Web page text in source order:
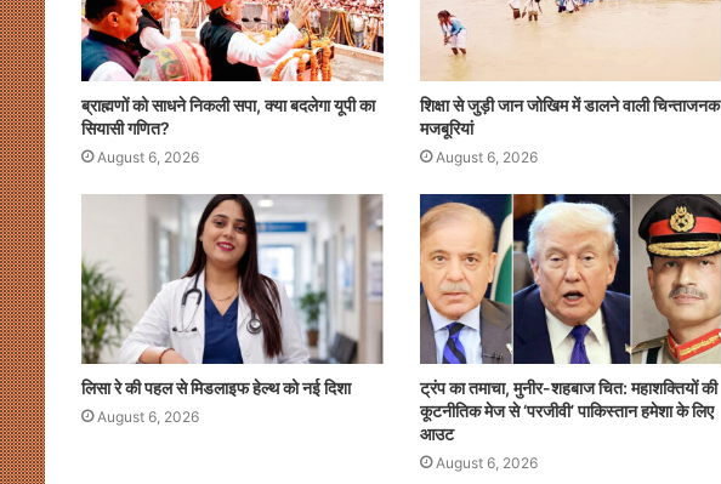
ब्राह्मणों को साधने निकली सपा, क्या बदलेगा यूपी का
सियासी गणित?
August 6, 2026
शिक्षा से जुड़ी जान जोखिम में डालने वाली चिन्ताजनक
मजबूरियां
August 6, 2026
लिसा रे की पहल से मिडलाइफ हेल्थ को नई दिशा
August 6, 2026
ट्रंप का तमाचा, मुनीर-शहबाज चित: महाशक्तियों की
कूटनीतिक मेज से ‘परजीवी’ पाकिस्तान हमेशा के लिए
आउट
August 6, 2026
ब्राह्मणों
को
शिक्षा